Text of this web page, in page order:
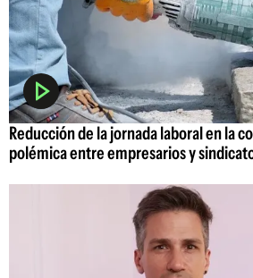
Reducción de la jornada laboral en la
polémica entre empresarios y